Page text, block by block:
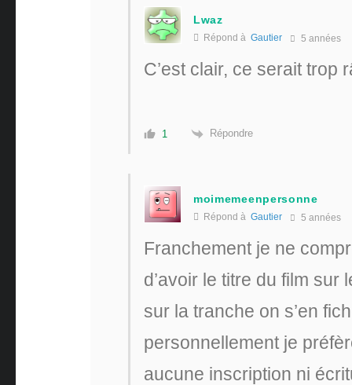
Lwaz
Répond à Gautier 5 années
C’est clair, ce serait trop
1 Répondre
moimemeenpersonne
Répond à Gautier 5 années
Franchement je ne
d’avoir le titre du film sur
sur la tranche on s’en
personnellement je
aucune inscription ni